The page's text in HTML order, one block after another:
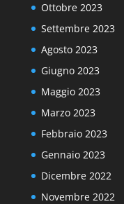
Ottobre 2023
Settembre 2023
Agosto 2023
Giugno 2023
Maggio 2023
Marzo 2023
Febbraio 2023
Gennaio 2023
Dicembre 2022
Novembre 2022